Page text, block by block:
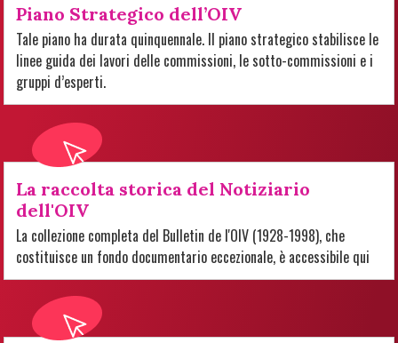
Piano Strategico dell’OIV
Tale piano ha durata quinquennale. Il piano strategico stabilisce le
linee guida dei lavori delle commissioni, le sotto-commissioni e i
gruppi d’esperti.
La raccolta storica del Notiziario
dell'OIV
La collezione completa del Bulletin de l'OIV (1928-1998), che
costituisce un fondo documentario eccezionale, è accessibile qui